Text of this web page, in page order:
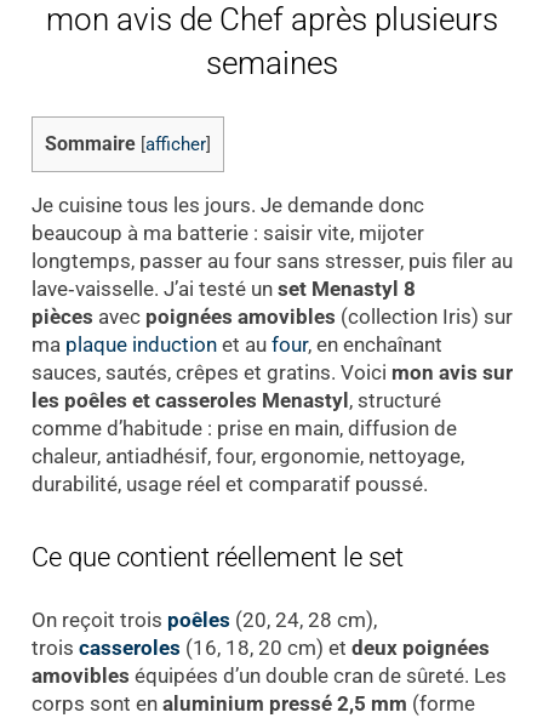
mon avis de Chef après plusieurs
semaines
Sommaire afficher]
Je cuisine tous les jours. Je demande donc
beaucoup à ma batterie : saisir vite, mijoter
longtemps, passer au four sans stresser, puis filer au
lave‑vaisselle. J’ai testé un set Menastyl 8
pièces avec poignées amovibles (collection Iris) sur
ma plaque inductionet au four, en enchaînant
sauces, sautés, crêpes et gratins. Voici mon avis sur
les poêles et casseroles Menastyl, structuré
comme d’habitude : prise en main, diffusion de
chaleur, antiadhésif, four, ergonomie, nettoyage,
durabilité, usage réel et comparatif poussé.
Ce que contient réellement le set
On reçoit trois poêles (20, 24, 28 cm),
trois casseroles (16, 18, 20 cm) et deux poignées
amovibles équipées d’un double cran de sûreté. Les
corps sont en aluminium pressé 2,5 mm (forme